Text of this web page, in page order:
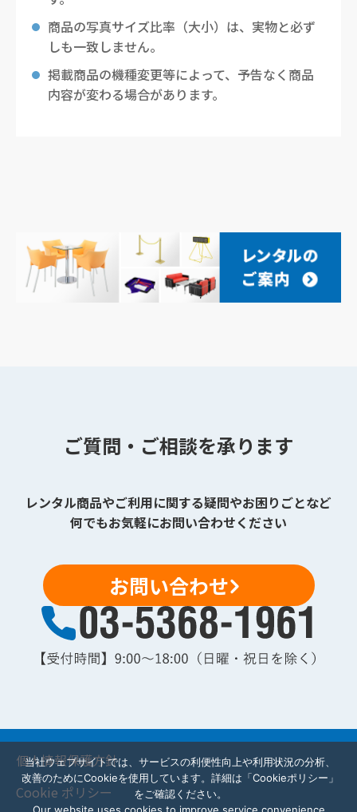
商品の写真サイズ比率（大小）は、実物と必ず
しも一致しません。
掲載商品の機種変更等によって、予告なく商品
内容が変わる場合があります。
ご質問・ご相談を承ります
レンタル商品やご利用に関する疑問やお困りごとなど
何でもお気軽にお問い合わせください
お問い合わせ
個人情報保護方針
Cookie ポリシー
当社ウェブサイトでは、サービスの利便性向上や利用状況の分析、
改善のためにCookieを使用しています。詳細は「Cookieポリシー」
をご確認ください。